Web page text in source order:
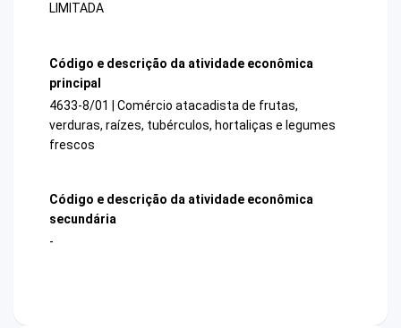
LIMITADA
Código e descrição da atividade econômica
principal
4633-8/01 | Comércio atacadista de frutas,
verduras, raízes, tubérculos, hortaliças e legumes
frescos
Código e descrição da atividade econômica
secundária
-